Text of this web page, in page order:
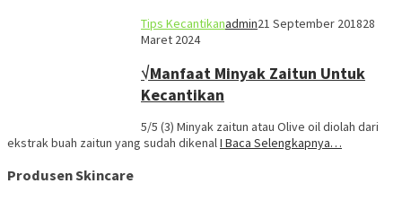
Tips Kecantikanadmin21 September 201828
Maret 2024
√Manfaat Minyak Zaitun Untuk
Kecantikan
5/5 (3) Minyak zaitun atau Olive oil diolah dari
ekstrak buah zaitun yang sudah dikenalI Baca Selengkapnya…
Produsen Skincare